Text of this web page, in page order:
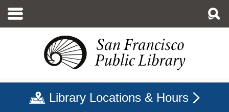
至
Library Locations & Hours